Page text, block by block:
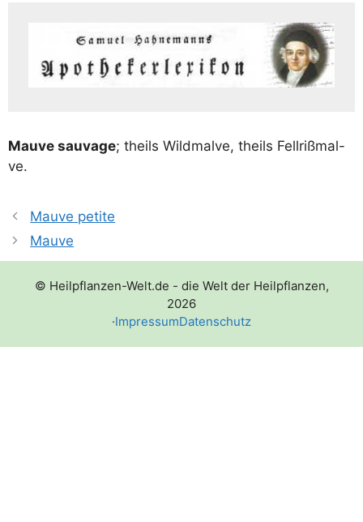
Mauve sau­va­ge; theils Wild­mal­ve, theils Fellrißmal-
ve.
Mauve petite
Mauve
© Heilpflanzen-Welt.de - die Welt der Heilpflanzen,
2026
·ImpressumDatenschutz